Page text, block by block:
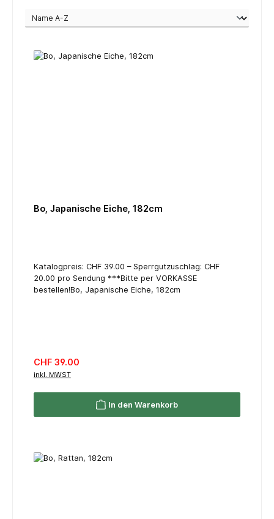
Bo, Japanische Eiche, 182cm
Katalogpreis: CHF 39.00 – Sperrgutzuschlag: CHF
20.00 pro Sendung ***Bitte per VORKASSE
bestellen!Bo, Japanische Eiche, 182cm
Regulärer Preis:
CHF 39.00
inkl. MWST
In den Warenkorb